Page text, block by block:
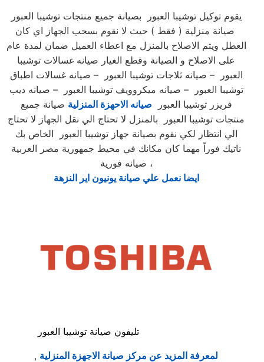
يقوم توكيل توشيبا العبور بصيانة جميع منتجات توشيبا العبور
صيانة منزلية ( فقط ) حيث لا نقوم بسحب الجهاز اي كان
العطل ويتم الاصلاح بالمنزل مع اعطاء العميل ضمان لمدة عام
على الاصلاح و الصيانة وقطع الغيار صيانه غسالات توشيبا
العبور – صيانه ثلاجات توشيبا العبور – صيانه غسالات اطباق
توشيبا العبور – صيانه ميكروويف توشيبا العبور – صيانه ديب
فريزر توشيبا العبور صيانه الاحهزة المنزلية صيانة جميع
منتجات توشيبا العبور بالمنزل لا تحتاج الي نقل الجهاز لا تحتاج
الي انتظار لكي نقوم بصيانة جهاز توشيبا العبور الخاص بك
ناتيك فوراً مهما كان مكانك في محيط جمهورية مصر العربية
صيانه فورية ،
ايضا نعمل علي صيانة يونيون اير النزهة
تليفون صيانة توشيبا العبور
, لمعرفة المزيد عن مركز صيانة الاجهزة المنزلية